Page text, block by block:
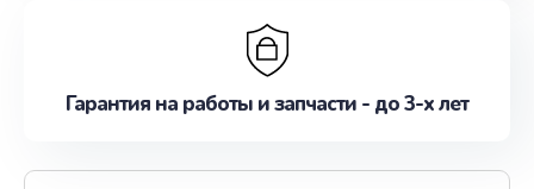
Гарантия на работы и запчасти - до 3-х лет